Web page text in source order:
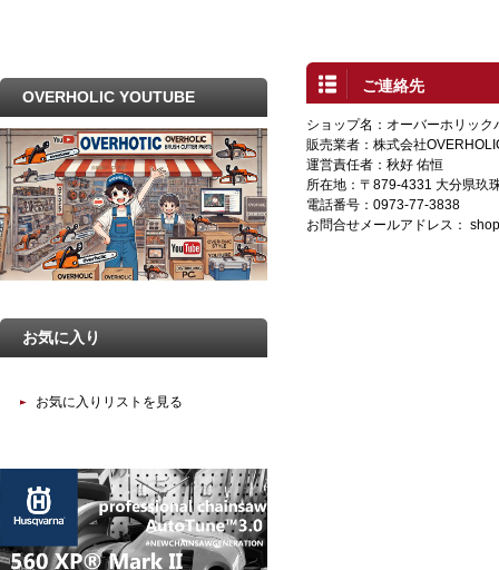
ご連絡先
ショップ名：オーバーホリック
販売業者：株式会社
運営責任者：秋好 佑恒
所在地：〒879-4331 大分県玖
電話番号：0973-77-3838
お問合せメールアドレス：
OVERHOLIC YOUTUBE
お気に入り
お気に入りリストを見る